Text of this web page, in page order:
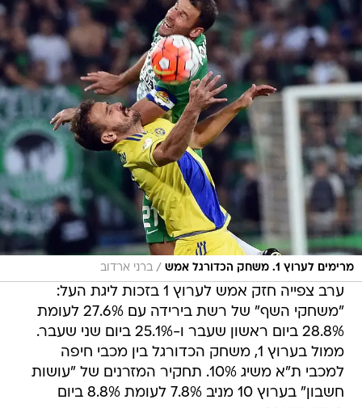
מרימים לערוץ 1. משחק הכדורגל אמש / ברני ארדוב
ערב צפייה חזק אמש לערוץ 1 בזכות ליגת העל:
"משחקי השף" של רשת בירידה עם 27.6% לעומת
28.8% ביום ראשון שעבר ו-25.1% ביום שני שעבר.
ממול בערוץ 1, משחק הכדורגל בין מכבי חיפה
למכבי ת"א משיג 10%. תחקיר המזרנים של "עושות
חשבון" בערוץ 10 מניב 7.8% לעומת 8.8% ביום